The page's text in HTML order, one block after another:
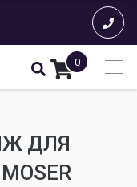
0
ДЛЯ